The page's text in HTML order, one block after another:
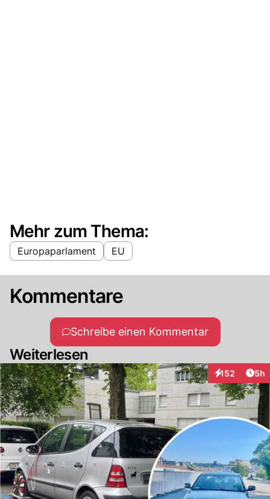
Mehr zum Thema:
Europaparlament EU
Kommentare
Schreibe einen Kommentar
Weiterlesen
152
Interaktionen
5h